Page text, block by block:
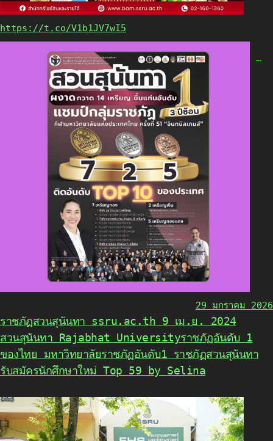
https://t.co/V1b1JV7wI5
…
29 มกราคม 2026
ราชภัฏสวนสุนันทา ssru.ac.th 9 เม.ย. 2024
สวนสุนันทา Rajabhat Universityราชภัฏอันดับ 1
ของไทย มหาวิทยาลัยราชภัฏอันดับ1 ราชภัฏสวนสุนันทา
รับสมัครนักศึกษาใหม่ Top 59 by Selina